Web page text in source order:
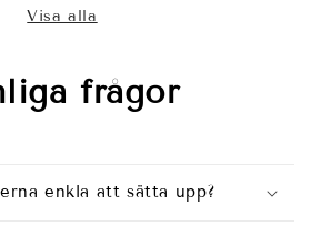
Visa alla
frågor
enkla att sätta upp?